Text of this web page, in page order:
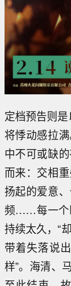
定档预告则
将悸动感拉
中不可或缺
而来：交相
扬起的爱意
频……每一个
持续太久，“
带着失落说
样”。海清、